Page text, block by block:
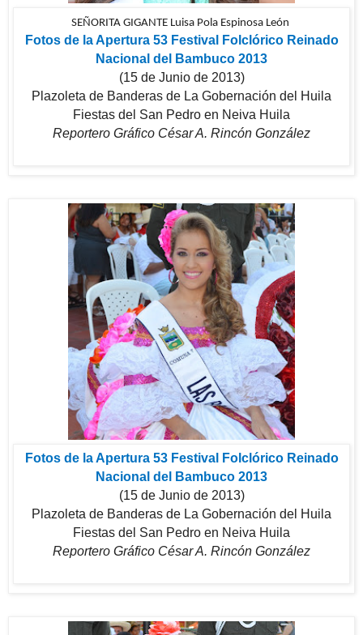
SEÑORITA GIGANTE Luisa Pola Espinosa León
Fotos de la Apertura 53 Festival Folclórico Reinado
Nacional del Bambuco 2013
(15 de Junio de 2013)
Plazoleta de Banderas de La Gobernación del Huila
Fiestas del San Pedro en Neiva Huila
Reportero Gráfico César A. Rincón González
Fotos de la Apertura 53 Festival Folclórico Reinado
Nacional del Bambuco 2013
(15 de Junio de 2013)
Plazoleta de Banderas de La Gobernación del Huila
Fiestas del San Pedro en Neiva Huila
Reportero Gráfico César A. Rincón González